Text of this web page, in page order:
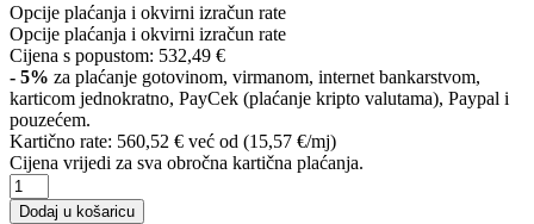
Opcije plaćanja i okvirni izračun rate
Opcije plaćanja i okvirni izračun rate
Cijena s popustom: 532,49 €
- 5% za plaćanje gotovinom, virmanom, internet bankarstvom,
karticom jednokratno, PayCek (plaćanje kripto valutama), Paypal i
pouzećem.
Kartično rate: 560,52 € već od (15,57 €/mj)
Cijena vrijedi za sva obročna kartična plaćanja.
Dodaj u košaricu